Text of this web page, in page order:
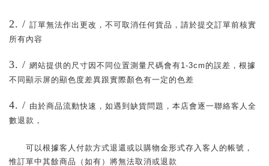
2. / 訂單無法作出更改，不可取消任何貨品，請於提交訂單前核實
所有內容
3. / 網站提供的尺寸因不同位置測量尺碼會有1-3cm 的誤差，根據
不同顯示屏的顯色度差異跟實際顏色有一定的色差
4. / 由於商品流動快速，如遇到缺貨問題，本店會逐一聯絡客人全
數退款，
可以根據客人付款方式退還或以購物金形式存入客人的帳號，
惟訂單中其餘商品（如有）將無法取消或退款